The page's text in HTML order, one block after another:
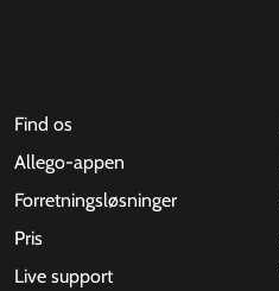
Find os
Allego-appen
Forretningsløsninger
Pris
Live support